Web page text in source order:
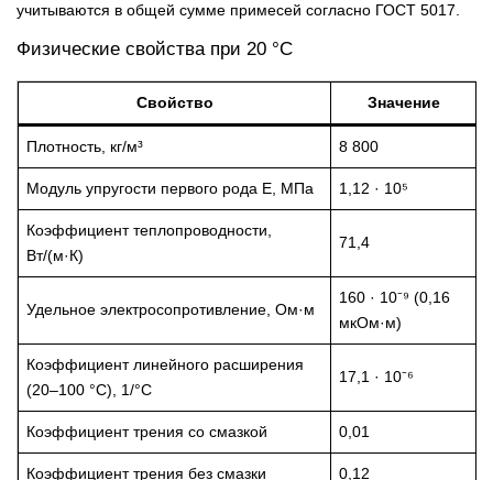
учитываются в общей сумме примесей согласно ГОСТ 5017.
Физические свойства при 20 °C
Свойство Значение
Плотность, кг/м³ 8 800
Модуль упругости первого рода E, МПа 1,12 · 10⁵
Коэффициент теплопроводности,
Вт/(м·К)
71,4
Удельное электросопротивление, Ом·м
160 · 10⁻⁹ (0,16
мкОм·м)
Коэффициент линейного расширения
(20–100 °C), 1/°C
17,1 · 10⁻⁶
Коэффициент трения со смазкой 0,01
Коэффициент трения без смазки 0,12